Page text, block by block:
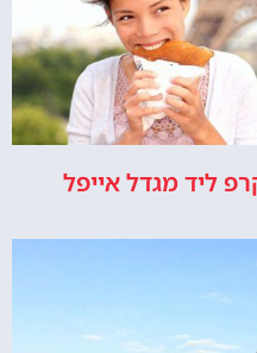
ליד מגדל אייפל